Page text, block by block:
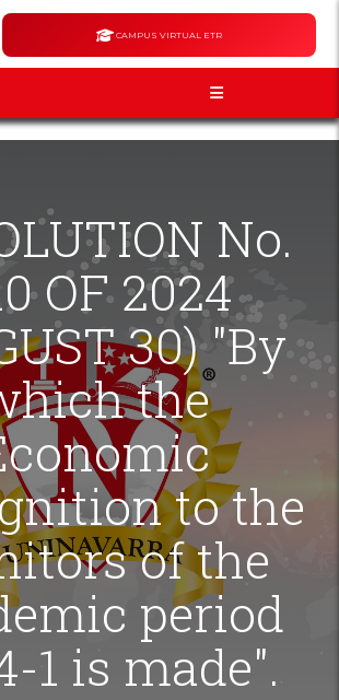
CAMPUS VIRTUAL ETR
OF 2024
30) "By
the
to the
of the
period
1 is made".